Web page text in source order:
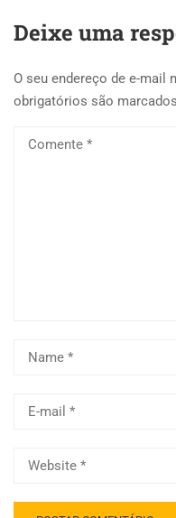
Deixe uma
O seu endereço de e-mail
obrigatórios são